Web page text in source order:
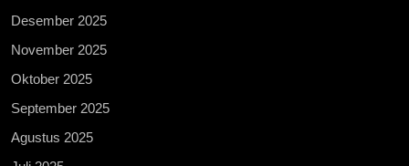
Desember 2025
November 2025
Oktober 2025
September 2025
Agustus 2025